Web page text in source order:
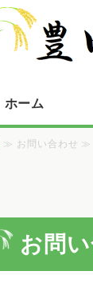
ホーム
≫ お問い合わせ ≫
お問